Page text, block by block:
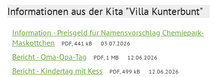
Informationen aus der Kita "Villa Kunterbunt"
Information - Preisgeld für Namensvorschlag Chemiepark-
Maskottchen
PDF, 441 kB 03.07.2026
Bericht - Oma-Opa-Tag PDF, 1 MB 12.06.2026
Bericht - Kindertag mit Kess PDF, 499 kB 12.06.2026